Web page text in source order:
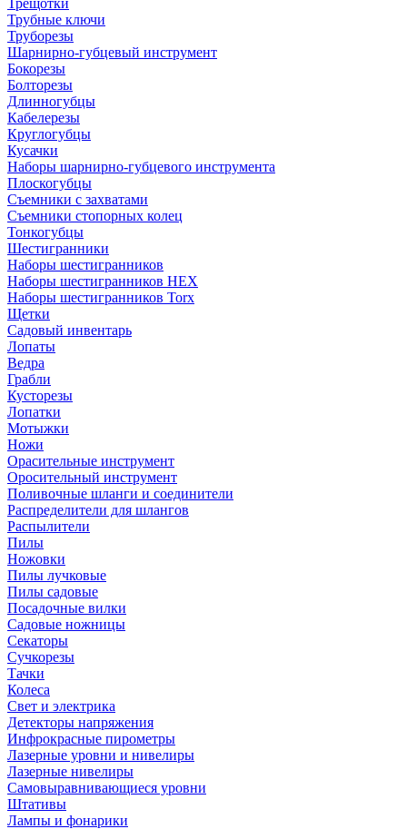
Трещотки
Трубные ключи
Труборезы
Шарнирно-губцевый инструмент
Бокорезы
Болторезы
Длинногубцы
Кабелерезы
Круглогубцы
Кусачки
Наборы шарнирно-губцевого инструмента
Плоскогубцы
Съемники с захватами
Съемники стопорных колец
Тонкогубцы
Шестигранники
Наборы шестигранников
Наборы шестигранников HEX
Наборы шестигранников Torx
Щетки
Садовый инвентарь
Лопаты
Ведра
Грабли
Кусторезы
Лопатки
Мотыжки
Ножи
Орасительные инструмент
Оросительный инструмент
Поливочные шланги и соединители
Распределители для шлангов
Распылители
Пилы
Ножовки
Пилы лучковые
Пилы садовые
Посадочные вилки
Садовые ножницы
Секаторы
Сучкорезы
Тачки
Колеса
Свет и электрика
Детекторы напряжения
Инфрокрасные пирометры
Лазерные уровни и нивелиры
Лазерные нивелиры
Самовыравнивающиеся уровни
Штативы
Лампы и фонарики